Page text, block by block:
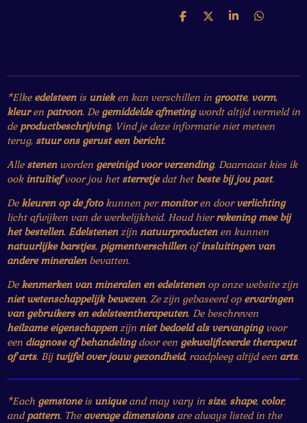
D
D
S
D
*Elke edelsteenis unieken kan verschillen in grootte, vorm,
kleuren patroon. De gemiddelde afmetingwordt altijd vermeld in
de productbeschrijving. Vind je deze informatie niet meteen
terug, stuur ons gerust een bericht.
Alle stenenworden gereinigd voor verzending. Daarnaast kies ik
ook intuïtiefvoor jou het sterretjedat het beste bij jou past.
Dekleuren op de fotokunnen permonitoren doorverlichting
licht afwijken van de werkelijkheid. Houd hierrekening mee bij
het bestellen. Edelstenenzijn natuurproductenen kunnen
natuurlijke barstjes, pigmentverschillenofinsluitingen van
andere mineralenbevatten.
Dekenmerken van mineralen en edelstenenop onze website zijn
niet wetenschappelijk bewezen. Ze zijn gebaseerd op ervaringen
van gebruikers en edelsteentherapeuten. De beschreven
heilzame eigenschappenzijn niet bedoeld als vervangingvoor
een diagnose of behandelingdoor een gekwalificeerde therapeut
of arts. Bijtwijfel over jouw gezondheid, raadpleeg altijd een arts.
*Each gemstoneis uniqueand may vary in size, shape, color,
andpattern. The average dimensionsare always listed in the